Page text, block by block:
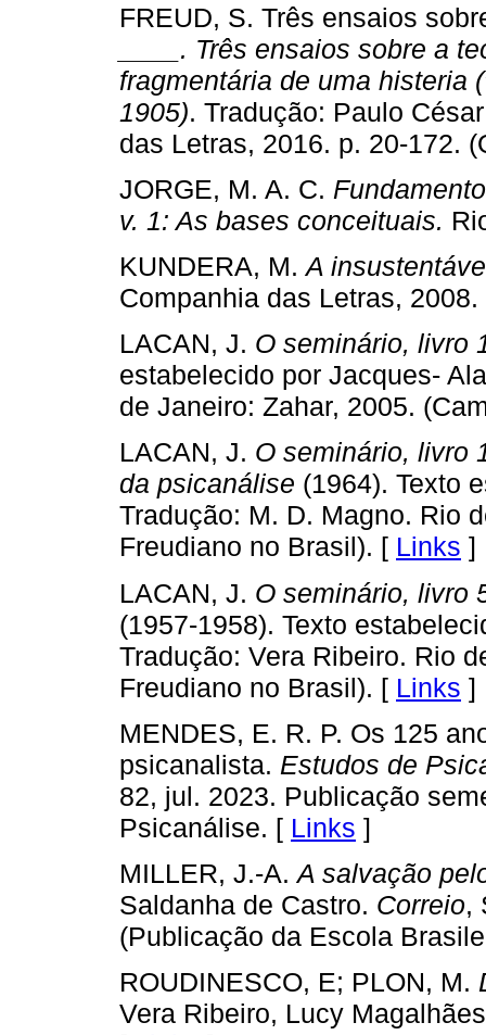
FREUD, S. Três ensaios
____. Três ensaios sobre a
fragmentária de uma histeria
1905). Tradução: Paulo
das Letras, 2016. p. 20-172.
JORGE, M. A. C.
v. 1: As bases conceituais.
KUNDERA, M.A
Companhia das Letras,
LACAN, J. O seminário, livro
estabelecido por Jacques-
de Janeiro: Zahar, 2005.
LACAN, J. O seminário, livro
da psicanálise (1964). Texto
Tradução: M. D. Magno. Rio
Freudiano no Brasil). [ Links ]
LACAN, J. O seminário, livro
(1957-1958). Texto
Tradução: Vera Ribeiro. Rio
Freudiano no Brasil). [ Links ]
MENDES, E. R. P. Os 125
psicanalista. Estudos de
82, jul. 2023. Publicação
Psicanálise. [ Links ]
MILLER, J.-A.A salvação
Saldanha de Castro. Correio,
(Publicação da Escola
ROUDINESCO, E; PLON, M.
Vera Ribeiro, Lucy